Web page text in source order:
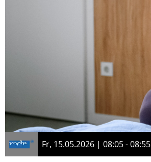
Fr, 15.05.2026 | 08:05 - 08:55